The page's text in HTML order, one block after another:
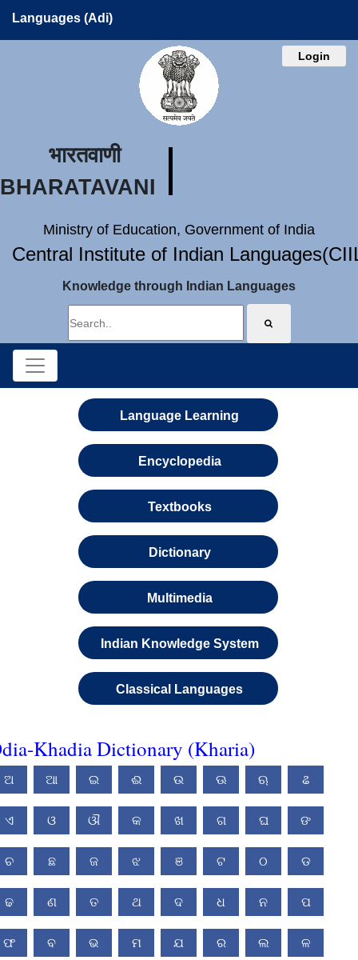
Languages (Adi)
Login
भारतवाणी
BHARATAVANI
Ministry of Education, Government of India
Central Institute of Indian
Knowledge through Indian Languages
Language Learning
Encyclopedia
Textbooks
Dictionary
Multimedia
Indian Knowledge System
Classical Languages
Khadia Dictionary (Kharia)
ଅ ଆ ଇ ଈ ଉ ଊ ଋ ଌ
ଏ ଓ ଔ କ ଖ ଗ ଘ ଙ
ଚ ଛ ଜ ଝ ଞ ଟ ଠ ଡ
ଢ ଣ ତ ଥ ଦ ଧ ନ ପ
ଫ ବ ଭ ମ ଯ ର ଲ ଳ